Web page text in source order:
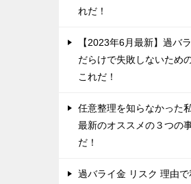
れだ！
【2023年6月最新】過バ
だらけで失敗しないため
これだ！
任意整理を知らなかった
最新のオススメの３つの
だ！
過バライ金 リスク 理由で